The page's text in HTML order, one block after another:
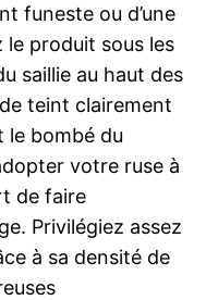
funeste ou d’une
produit sous les
saillie au haut des
teint clairement
le bombé du
votre ruse à
de faire
Privilégiez assez
à sa densité de